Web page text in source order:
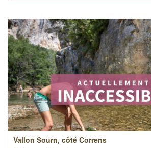
Vallon Sourn, côté Correns